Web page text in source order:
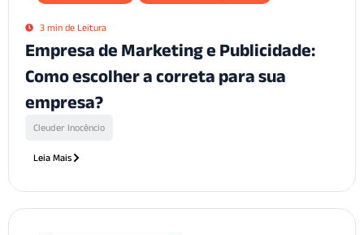
3 min de Leitura
Empresa de Marketing e Publicidade:
Como escolher a correta para sua
empresa?
Cleuder Inocêncio
Leia Mais